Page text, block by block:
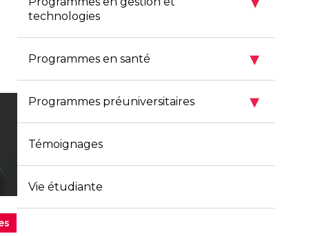
technologies
Programmes en santé ▾
Programmes préuniversitaires ▾
Témoignages
Vie étudiante